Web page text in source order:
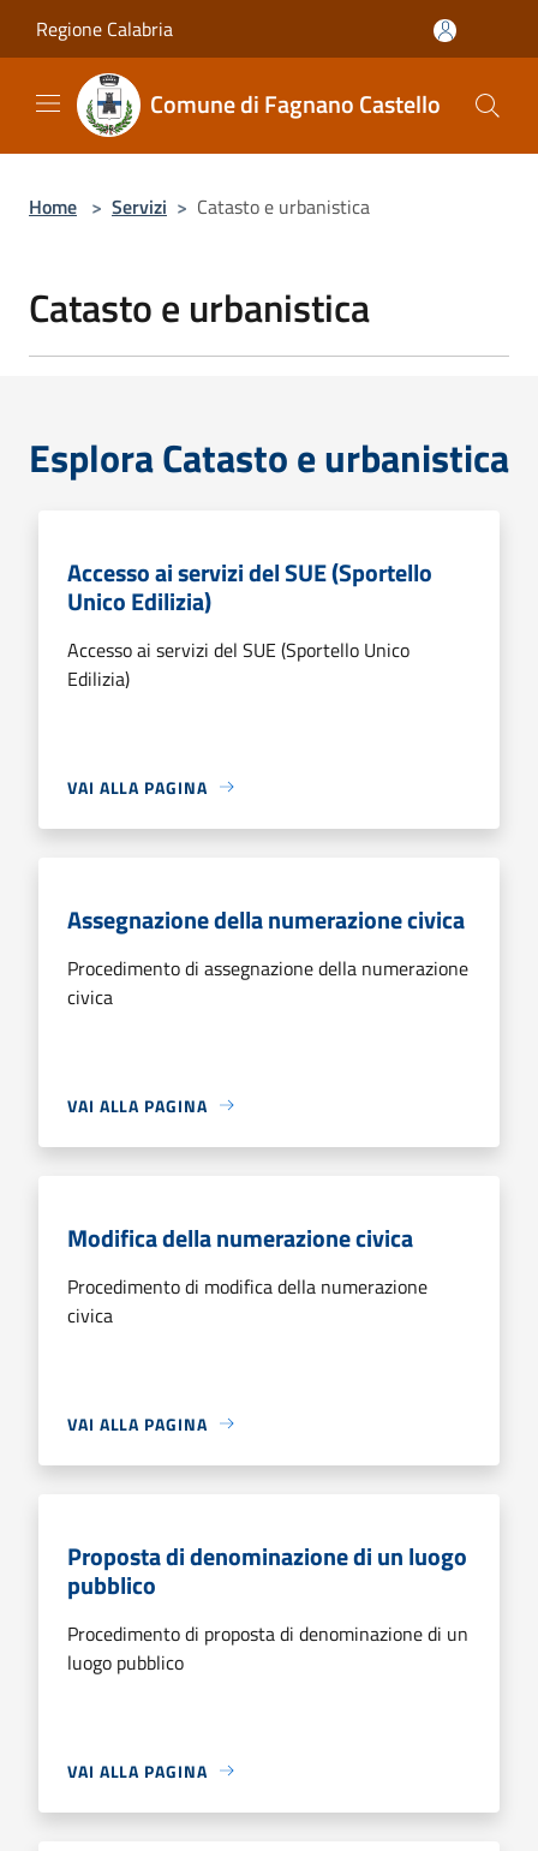
Regione Calabria
Comune di Fagnano Castello
Home > Servizi > Catasto e urbanistica
Catasto e urbanistica
Esplora Catasto e urbanistica
Accesso ai servizi del SUE (Sportello
Unico Edilizia)
Accesso ai servizi del SUE (Sportello Unico
Edilizia)
VAI ALLA PAGINA
Assegnazione della numerazione civica
Procedimento di assegnazione della numerazione
civica
VAI ALLA PAGINA
Modifica della numerazione civica
Procedimento di modifica della numerazione
civica
VAI ALLA PAGINA
Proposta di denominazione di un luogo
pubblico
Procedimento di proposta di denominazione di un
luogo pubblico
VAI ALLA PAGINA